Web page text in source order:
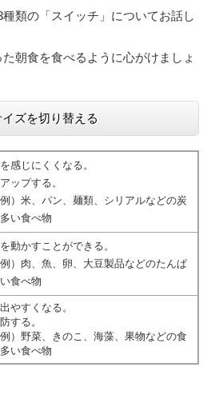
類の「スイッチ」についてお話し
朝食を食べるように心がけましょ
ズを切り替える
感じにくくなる。
ップする。
）米、パン、麺類、シリアルなどの炭
い食べ物
動かすことができる。
）肉、魚、卵、大豆製品などのたんぱ
食べ物
やすくなる。
する。
）野菜、きのこ、海藻、果物などの食
い食べ物